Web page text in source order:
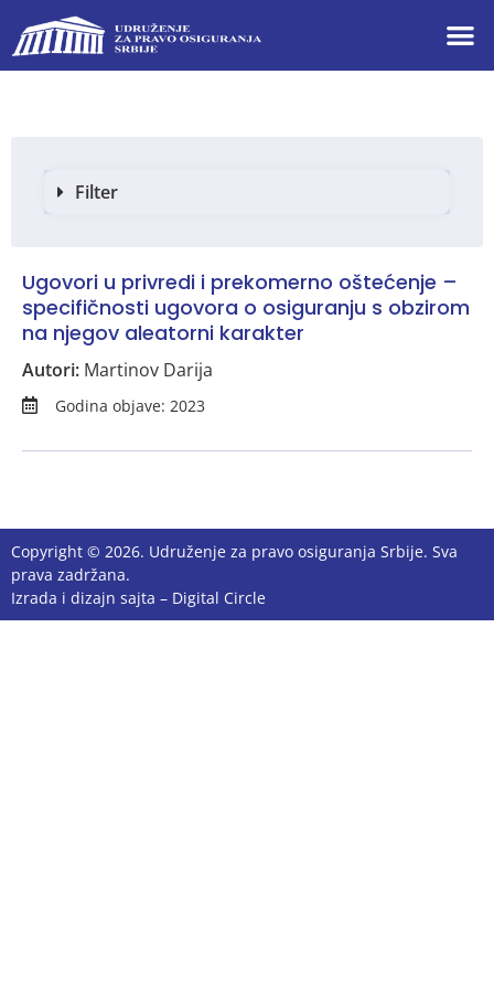
Filter
Ugovori u privredi i prekomerno oštećenje –
specifičnosti ugovora o osiguranju s obzirom
na njegov aleatorni karakter
Autori: Martinov Darija
Godina objave: 2023
Copyright © 2026. Udruženje za pravo osiguranja Srbije. Sva
prava zadržana.
Izrada i dizajn sajta – Digital Circle